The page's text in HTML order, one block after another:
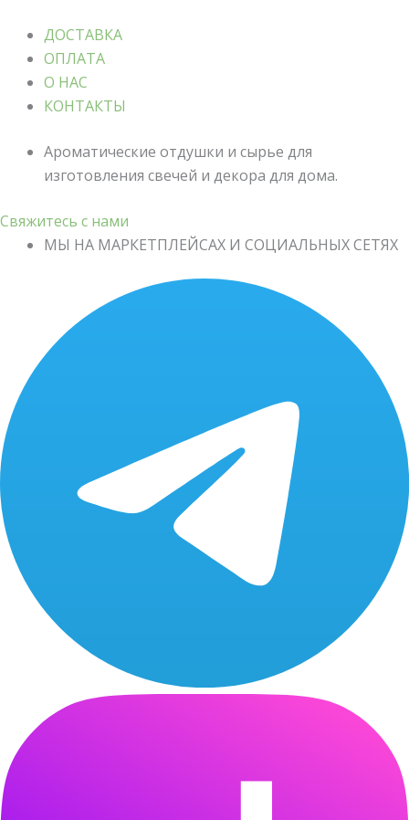
ДОСТАВКА
ОПЛАТА
О НАС
КОНТАКТЫ
Ароматические отдушки и сырье для
изготовления свечей и декора для дома.
Свяжитесь с нами
МЫ НА МАРКЕТПЛЕЙСАХ И СОЦИАЛЬНЫХ СЕТЯХ